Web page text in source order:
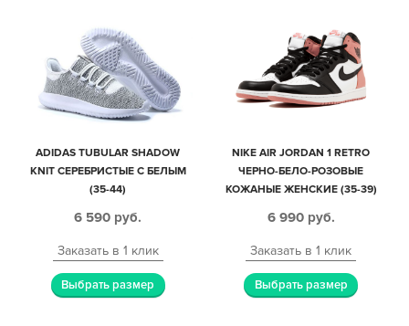
ADIDAS TUBULAR SHADOW
KNIT СЕРЕБРИСТЫЕ С БЕЛЫМ
(35-44)
6 590 руб.
Заказать в 1 клик
Выбрать размер
NIKE AIR JORDAN 1 RETRO
ЧЕРНО-БЕЛО-РОЗОВЫЕ
КОЖАНЫЕ ЖЕНСКИЕ (35-39)
6 990 руб.
Заказать в 1 клик
Выбрать размер